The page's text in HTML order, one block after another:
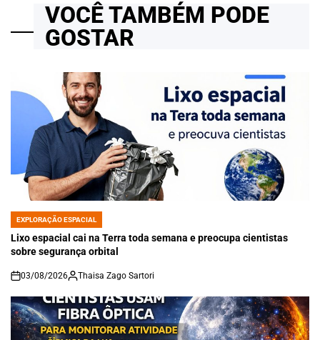
VOCÊ TAMBÉM PODE
GOSTAR
POSTED
IN
EXPLORAÇÃO ESPACIAL
Lixo espacial cai na Terra toda semana e preocupa cientistas
sobre segurança orbital
on
03/08/2026 Thaisa Zago Sartori